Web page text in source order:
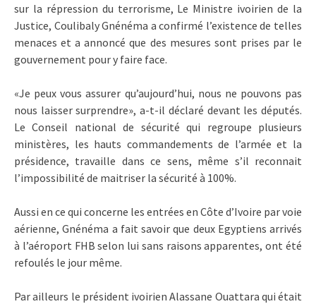
sur la répression du terrorisme, Le Ministre ivoirien de la
Justice, Coulibaly Gnénéma a confirmé l’existence de telles
menaces et a annoncé que des mesures sont prises par le
gouvernement pour y faire face.
«Je peux vous assurer qu’aujourd’hui, nous ne pouvons pas
nous laisser surprendre», a-t-il déclaré devant les députés.
Le Conseil national de sécurité qui regroupe plusieurs
ministères, les hauts commandements de l’armée et la
présidence, travaille dans ce sens, même s’il reconnait
l’impossibilité de maitriser la sécurité à 100%.
Aussi en ce qui concerne les entrées en Côte d’Ivoire par voie
aérienne, Gnénéma a fait savoir que deux Egyptiens arrivés
à l’aéroport FHB selon lui sans raisons apparentes, ont été
refoulés le jour même.
Par ailleurs le président ivoirien Alassane Ouattara qui était